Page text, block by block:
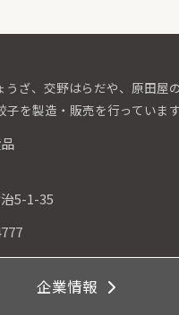
うざ、交野はらだや、原田屋
を製造・販売を行っています
5-1-35
企業情報